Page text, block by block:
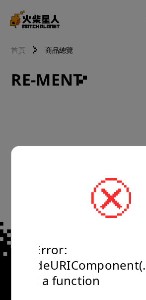
首頁 商品總覽
RE-MENT
TypeError:
is not a function